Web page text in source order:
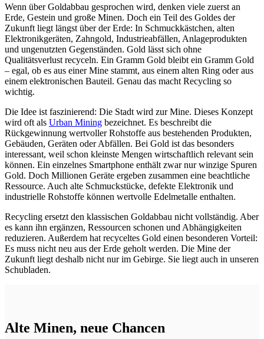
Wenn über Goldabbau gesprochen wird, denken viele zuerst an
Erde, Gestein und große Minen. Doch ein Teil des Goldes der
Zukunft liegt längst über der Erde: In Schmuckkästchen, alten
Elektronikgeräten, Zahngold, Industrieabfällen, Anlageprodukten
und ungenutzten Gegenständen. Gold lässt sich ohne
Qualitätsverlust recyceln. Ein Gramm Gold bleibt ein Gramm Gold
– egal, ob es aus einer Mine stammt, aus einem alten Ring oder aus
einem elektronischen Bauteil. Genau das macht Recycling so
wichtig.
Die Idee ist faszinierend: Die Stadt wird zur Mine. Dieses Konzept
wird oft als Urban Mining bezeichnet. Es beschreibt die
Rückgewinnung wertvoller Rohstoffe aus bestehenden Produkten,
Gebäuden, Geräten oder Abfällen. Bei Gold ist das besonders
interessant, weil schon kleinste Mengen wirtschaftlich relevant sein
können. Ein einzelnes Smartphone enthält zwar nur winzige Spuren
Gold. Doch Millionen Geräte ergeben zusammen eine beachtliche
Ressource. Auch alte Schmuckstücke, defekte Elektronik und
industrielle Rohstoffe können wertvolle Edelmetalle enthalten.
Recycling ersetzt den klassischen Goldabbau nicht vollständig. Aber
es kann ihn ergänzen, Ressourcen schonen und Abhängigkeiten
reduzieren. Außerdem hat recyceltes Gold einen besonderen Vorteil:
Es muss nicht neu aus der Erde geholt werden. Die Mine der
Zukunft liegt deshalb nicht nur im Gebirge. Sie liegt auch in unseren
Schubladen.
Alte Minen, neue Chancen